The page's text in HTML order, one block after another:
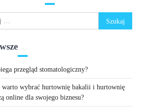
przegląd stomatologiczny?
warto wybrać hurtownię bakalii i hurtownię
online dla swojego biznesu?